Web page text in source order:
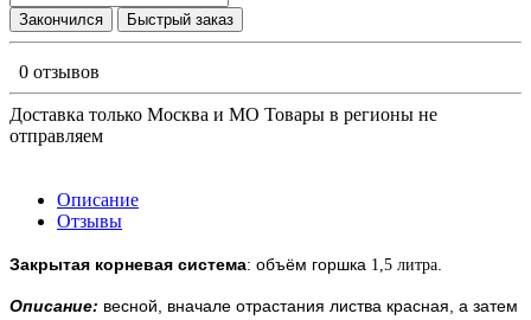
Закончился Быстрый заказ
0 отзывов
Доставка только Москва и МО Товары в регионы не
отправляем
Описание
Отзывы
Закрытая корневая система: объём горшка 1,5 литра
Описание: весной, вначале отрастания листва красная, а затем